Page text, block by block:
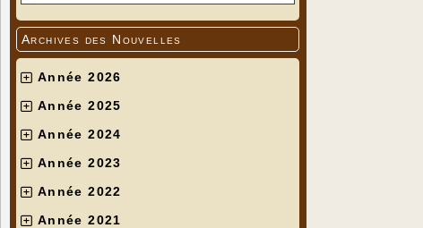
Archives des Nouvelles
Année 2026
Année 2025
Année 2024
Année 2023
Année 2022
Année 2021